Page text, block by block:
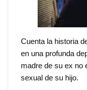
Cuenta la historia
en una profunda
madre de su ex no
sexual de su hijo.